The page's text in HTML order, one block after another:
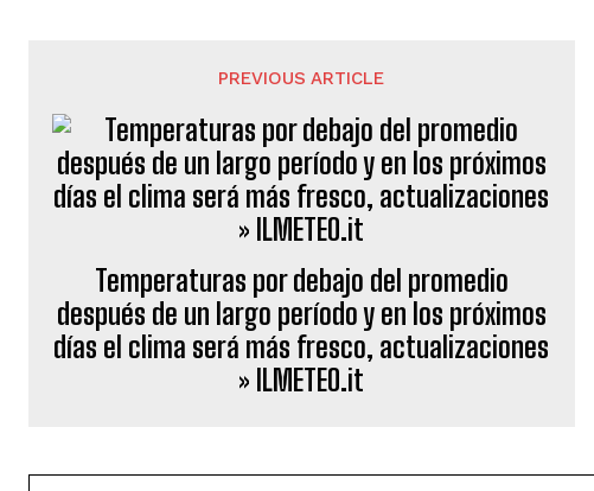
PREVIOUS ARTICLE
Temperaturas por debajo del promedio
después de un largo período y en los próximos
días el clima será más fresco, actualizaciones
» ILMETEO.it